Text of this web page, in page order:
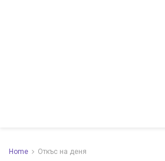
Home Откъс на деня